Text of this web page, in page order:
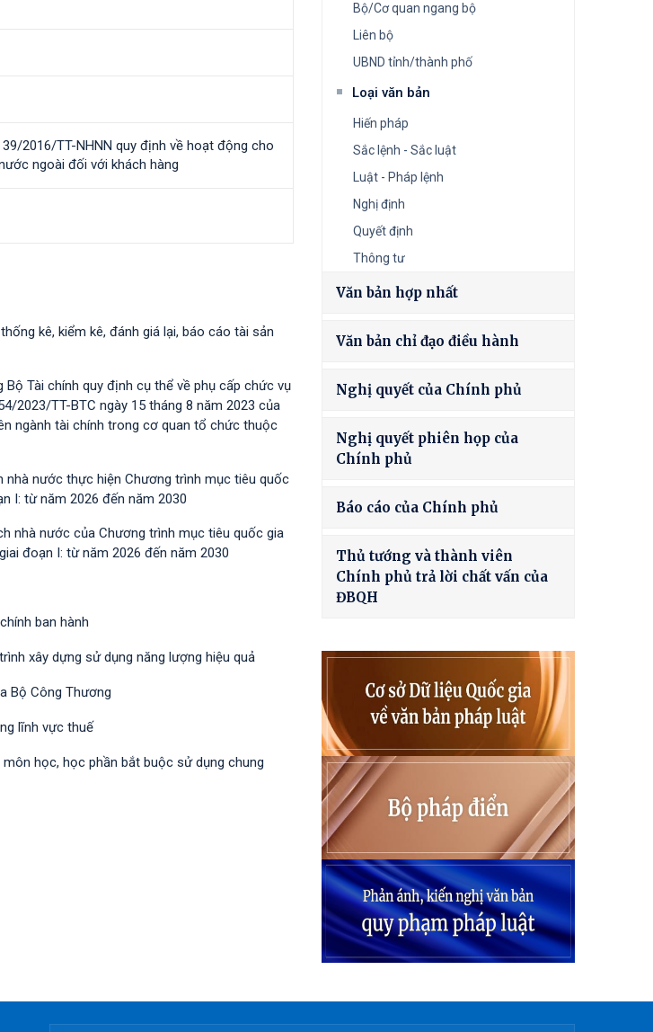
2016/TT-NHNN quy định về hoạt động cho
ngoài đối với khách hàng
kê, kiểm kê, đánh giá lại, báo cáo tài sản
Tài chính quy định cụ thể về phụ cấp chức vụ
2023/TT-BTС ngày 15 tháng 8 năm 2023 của
ngành tài chính trong cơ quan tổ chức thuộc
nhà nước thực hiện Chương trình mục tiêu quốc
I: từ năm 2026 đến năm 2030
nhà nước của Chương trình mục tiêu quốc gia
đoạn I: từ năm 2026 đến năm 2030
ban hành
xây dựng sử dụng năng lượng hiệu quả
Bộ Công Thương
lĩnh vực thuế
học, học phần bắt buộc sử dụng chung
Bộ/Cơ quan ngang bộ
Liên bộ
UBND tỉnh/thành phố
Loại văn bản
Hiến pháp
Sắc lệnh - Sắc luật
Luật - Pháp lệnh
Nghị định
Quyết định
Thông tư
Văn bản hợp nhất
Văn bản chỉ đạo điều hành
Nghị quyết của Chính phủ
Nghị quyết phiên họp của
Chính phủ
Báo cáo của Chính phủ
Thủ tướng và thành viên
Chính phủ trả lời chất vấn của
ĐBQH